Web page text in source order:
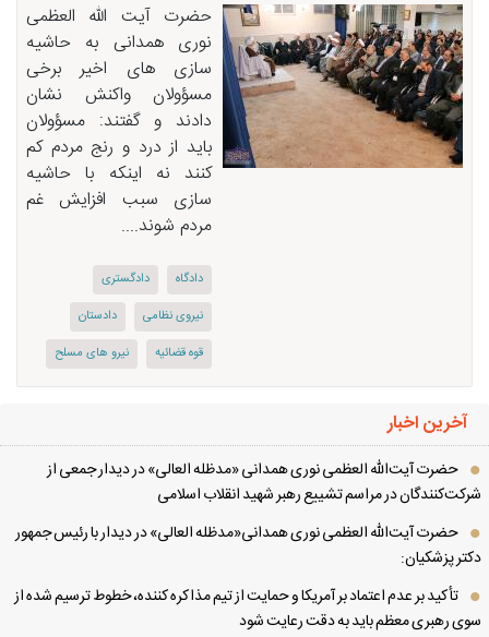
حضرت آیت الله العظمی
نوری همدانی به حاشیه
سازی های اخیر برخی
مسؤولان واکنش نشان
دادند و گفتند: مسؤولان
باید از درد و رنج مردم كم
كنند نه اینكه با حاشیه
سازی سبب افزایش غم
مردم شوند....
دادگاه
دادگستری
نیروی نظامی
دادستان
قوه قضائیه
نیرو های مسلح
آخرین اخبار
حضرت آیت‌الله العظمی نوری همدانی «مدظله العالی» در دیدار جمعی از
در مراسم تشییع رهبر شهید انقلاب اسلامی
حضرت آیت‌الله العظمی نوری همدانی«مدظله العالی» در دیدار با رئیس جمهور
پزشکیان:
تأکید بر عدم اعتماد بر آمریکا و حمایت از تیم مذاکره کننده، خطوط ترسیم شده از
رهبری معظم باید به دقت رعایت شود